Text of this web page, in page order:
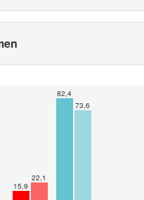
15,9
22,1
82,4
73,6